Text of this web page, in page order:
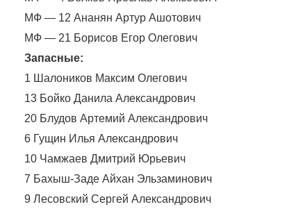
МФ — 12 Ананян Артур Ашотович
МФ — 21 Борисов Егор Олегович
Запасные:
1 Шалоников Максим Олегович
13 Бойко Данила Александрович
20 Блудов Артемий Александрович
6 Гущин Илья Александрович
10 Чамжаев Дмитрий Юрьевич
7 Бахыш-Заде Айхан Эльзаминович
9 Лесовский Сергей Александрович